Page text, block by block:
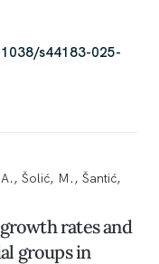
s44183-025-
Šolić, M., Šantić,
rates and
groups in